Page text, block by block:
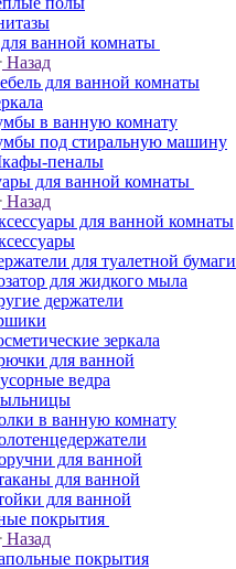
ванной комнаты
Назад
для ванной комнаты
в ванную комнату
под стиральную машину
пеналы
для ванной комнаты
Назад
для ванной комнаты
для туалетной бумаги
для жидкого мыла
держатели
зеркала
для ванной
ведра
в ванную комнату
для ванной
для ванной
для ванной
покрытия
Назад
покрытия